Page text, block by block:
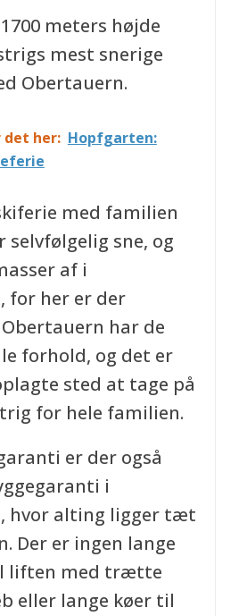
meters højde
mest snerige
Obertauern.
her: Hopfgarten:
med familien
sne, og
af i
for her er der
har de
forhold, og det er
sted at tage på
for hele familien.
er der også
i
hvor alting ligger tæt
Der er ingen lange
liften med trætte
eller lange køer til